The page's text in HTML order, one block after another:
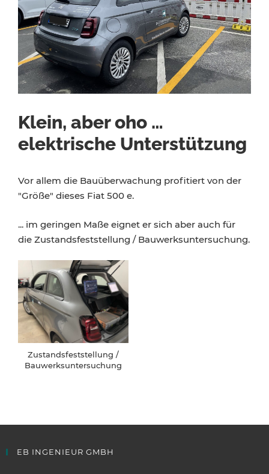
Klein, aber oho …
elektrische Unterstützung
Vor allem die Bauüberwachung profitiert von der
"Größe" dieses Fiat 500 e.
... im geringen Maße eignet er sich aber auch für
die Zustandsfeststellung / Bauwerksuntersuchung.
Zustandsfeststellung /
Bauwerksuntersuchung
EB INGENIEUR GMBH